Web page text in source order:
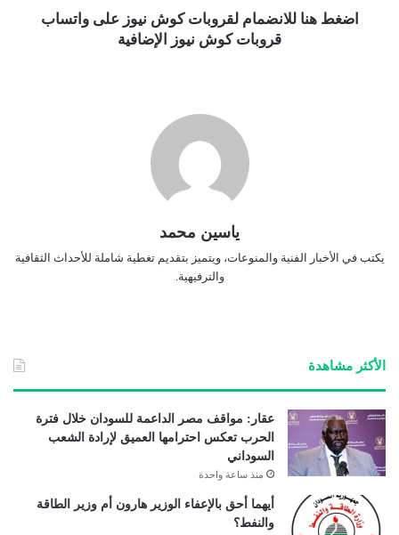
اضغط هنا للانضمام لقروبات كوش نيوز على واتساب
قروبات كوش نيوز الإضافية
ياسين محمد
يكتب في الأخبار الفنية والمنوعات، ويتميز بتقديم تغطية شاملة للأحداث الثقافية
والترفيهية.
الأكثر مشاهدة
عقار: مواقف مصر الداعمة للسودان خلال فترة
الحرب تعكس احترامها العميق لإرادة الشعب
السوداني
منذ ساعة واحدة
أيهما أحق بالإعفاء الوزير هارون أم وزير الطاقة
والنفط؟